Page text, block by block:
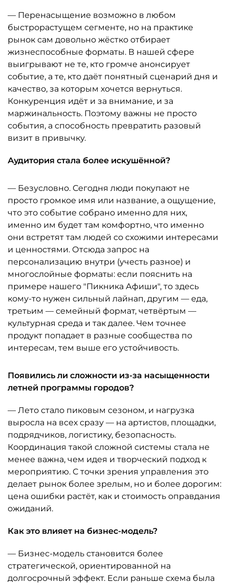
— Перенасыщение возможно в любом
быстрорастущем сегменте, но на практике
рынок сам довольно жёстко отбирает
жизнеспособные форматы. В нашей сфере
выигрывают не те, кто громче анонсирует
событие, а те, кто даёт понятный сценарий дня и
качество, за которым хочется вернуться.
Конкуренция идёт и за внимание, и за
маржинальность. Поэтому важны не просто
события, а способность превратить разовый
визит в привычку.
Аудитория стала более искушённой?
— Безусловно. Сегодня люди покупают не
просто громкое имя или название, а ощущение,
что это событие собрано именно для них,
именно им будет там комфортно, что именно
они встретят там людей со схожими интересами
и ценностями. Отсюда запрос на
персонализацию внутри (учесть разное) и
многослойные форматы: если пояснить на
примере нашего "Пикника Афиши", то здесь
кому-то нужен сильный лайнап, другим — еда,
третьим — семейный формат, четвёртым —
культурная среда и так далее. Чем точнее
продукт попадает в разные сообщества по
интересам, тем выше его устойчивость.
Появились ли сложности из-за насыщенности
летней программы городов?
— Лето стало пиковым сезоном, и нагрузка
выросла на всех сразу — на артистов, площадки,
подрядчиков, логистику, безопасность.
Координация такой сложной системы стала не
менее важна, чем идея и творческий подход к
мероприятию. С точки зрения управления это
делает рынок более зрелым, но и более дорогим:
цена ошибки растёт, как и стоимость оправдания
ожиданий.
Как это влияет на бизнес-модель?
— Бизнес-модель становится более
стратегической, ориентированной на
долгосрочный эффект. Если раньше схема была